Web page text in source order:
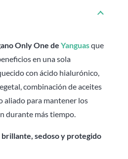
Only One de Yanguasque
en una sola
con ácido hialurónico,
combinación de aceites
aliado para mantener los
durante más tiempo.
brillante, sedoso y protegido